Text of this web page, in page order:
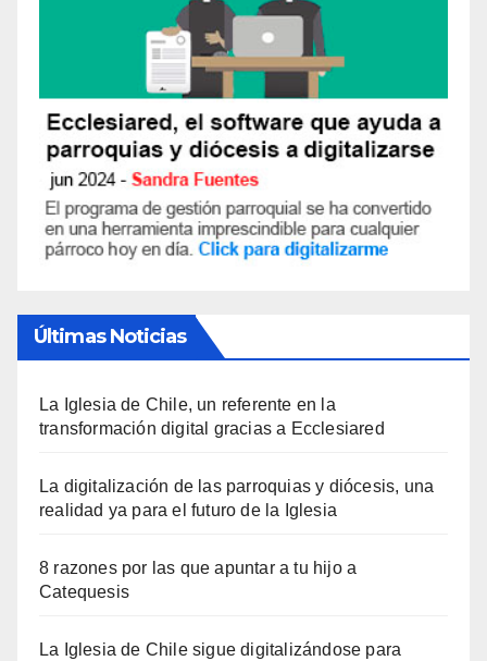
Últimas Noticias
La Iglesia de Chile, un referente en la
transformación digital gracias a Ecclesiared
La digitalización de las parroquias y diócesis, una
realidad ya para el futuro de la Iglesia
8 razones por las que apuntar a tu hijo a
Catequesis
La Iglesia de Chile sigue digitalizándose para